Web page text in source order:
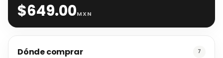
$649.00MXN
Dónde comprar 7